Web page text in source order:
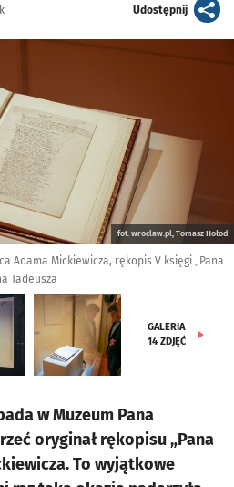
Udostępnijartykuł
fot. wroclaw.pl, Tomasz Hołod
Adama Mickiewicza, rękopis V księgi „Pana
Tadeusza
GALERIA
14 ZDJĘĆ
w Muzeum Pana
oryginał rękopisu „Pana
To wyjątkowe